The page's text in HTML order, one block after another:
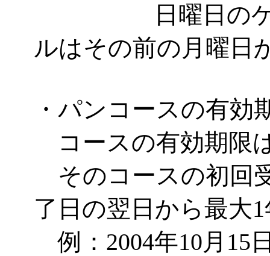
日曜日のケー
ルはその前の月曜日
・パンコースの有効
コースの有効期限
そのコースの初回
了日の翌日から最大
例：2004年10月15